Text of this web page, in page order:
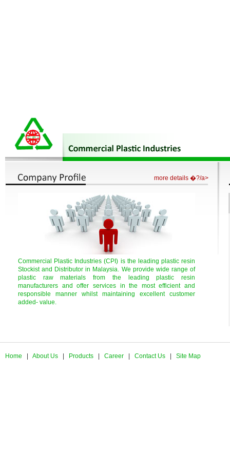
Casio G Shock G Lide カシオ電波腕時計 Au カシオ カシオ タフソーラー カシオ
掛け時計 腕時計 ジーショック カシオ 腕時計 電波 ソーラー Casio Au Casio デー
チ カシオ オシアナス 価格 G-shock 腕時計 カシオ アウトレット
more details �?/a>
Commercial Plastic Industries(CPI) is the leading plastic resin
Stockist and Distributor in Malaysia. We provide wide range of
plastic raw materials from the leading plastic resin
manufacturers and offer services in the most efficient and
responsible manner whilst maintaining excellent customer
added- value.
Home About Us Products Career Contact Us Site Map